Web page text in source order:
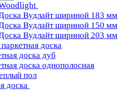
Вудлайт шириной 183 мм
Вудлайт шириной 150 мм
Вудлайт шириной 203 мм
доска
доска дуб
доска однополосная
пол
доска